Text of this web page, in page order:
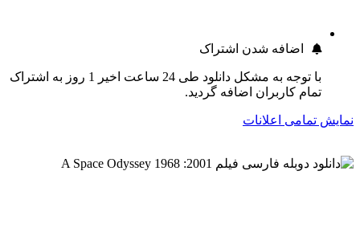
اضافه شدن اشتراک
با توجه به مشکل دانلود طی 24 ساعت اخیر 1 روز به اشتراک
تمام کاربران اضافه گردید.
نمایش تمامی اعلانات